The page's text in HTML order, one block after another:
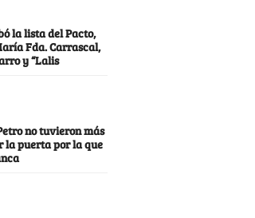
la lista del Pacto,
Fda. Carrascal,
y “Lalis
no tuvieron más
la puerta por la que